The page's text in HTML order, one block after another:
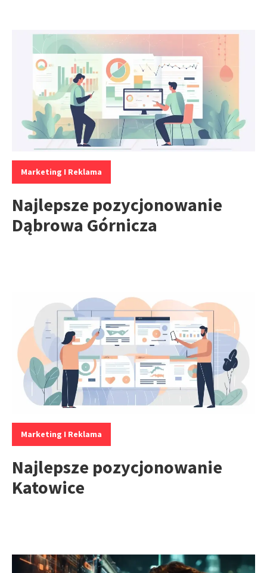
Kategorie:
Marketing I Reklama
Najlepsze pozycjonowanie
Dąbrowa Górnicza
Kategorie:
Marketing I Reklama
Najlepsze pozycjonowanie
Katowice